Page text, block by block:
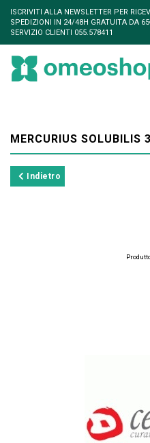
ISCRIVITI ALLA NEWSLETTER PER
SPEDIZIONI IN 24/48H GRATUITA DA
SERVIZIO CLIENTI 055.578411
MERCURIUS SOLUBILIS
Indietro